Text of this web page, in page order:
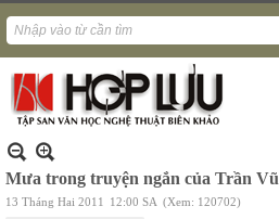
Mưa trong truyện ngắn của Trần Vũ
13 Tháng Hai 2011 12:00 SA (Xem: 120702)